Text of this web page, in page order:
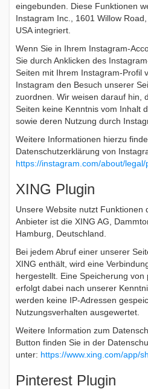
eingebunden. Diese Funktionen
Instagram Inc., 1601 Willow
USA integriert.
Wenn Sie in Ihrem Instagram-
Sie durch Anklicken des
Seiten mit Ihrem Instagram-Profil
Instagram den Besuch unserer
zuordnen. Wir weisen darauf hin,
Seiten keine Kenntnis vom Inhalt
sowie deren Nutzung durch
Weitere Informationen hierzu
Datenschutzerklärung von
https://instagram.com/about/legal/
XING Plugin
Unsere Website nutzt Funktionen
Anbieter ist die XING AG,
Hamburg, Deutschland.
Bei jedem Abruf einer unserer
XING enthält, wird eine
hergestellt. Eine Speicherung
erfolgt dabei nach unserer
werden keine IP-Adressen
Nutzungsverhalten ausgewertet.
Weitere Information zum
Button finden Sie in der
unter: https://www.xing.com/app/
Pinterest Plugin